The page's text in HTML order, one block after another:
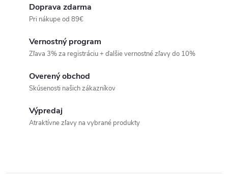
p
Doprava zdarma
Pri nákupe od 89€
Vernostný program
Zľava 3% za registráciu + ďalšie vernostné zľavy do 10%
Overený obchod
Skúsenosti našich zákazníkov
Výpredaj
Atraktívne zľavy na vybrané produkty